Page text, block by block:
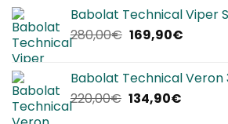
Babolat Technical Viper
280,00€ Il
era:
280,00€.
169,90€Il
è:
Babolat Technical Veron
220,00€ Il
134,90€Il